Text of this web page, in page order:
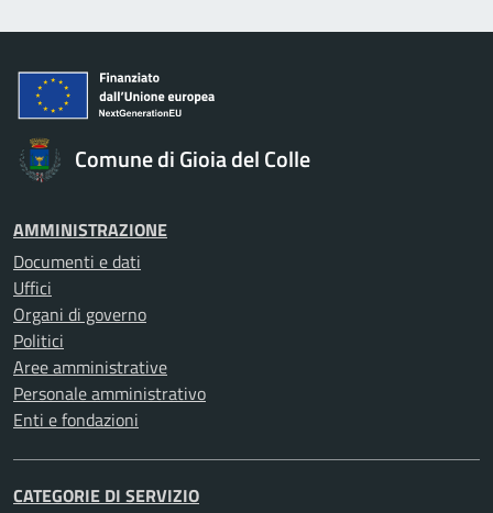
Comune di Gioia del Colle
AMMINISTRAZIONE
Documenti e dati
Uffici
Organi di governo
Politici
Aree amministrative
Personale amministrativo
Enti e fondazioni
CATEGORIE DI SERVIZIO